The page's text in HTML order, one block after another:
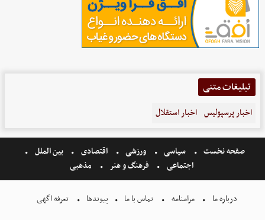
تبلیغات متنی
اخبار پرسپولیس اخبار استقلال
صفحه نخست سیاسی ورزشی اقتصادی
بین الملل
اجتماعی
فرهنگ و هنر مذهبی
درباره ما مرامنامه تماس با ما پیوندها تعرفه اگهی